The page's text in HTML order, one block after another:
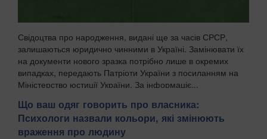
Свідоцтва про народження, видані ще за часів СРСР,
залишаються юридично чинними в Україні. Замінювати їх
на документи нового зразка потрібно лише в окремих
випадках, передають Патріоти України з посиланням на
Міністерство юстиції України. За інформаціє...
Що ваш одяг говорить про власника:
Психологи назвали кольори, які змінюють
враження про людину